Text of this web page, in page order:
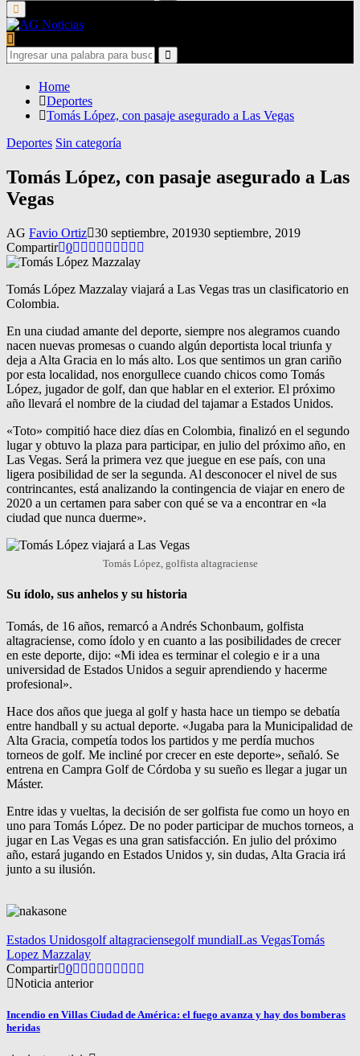
for:
Search
Primary
Menu
Search
for:
Search
Home
Deportes
Tomás López, con pasaje asegurado a Las Vegas
Deportes Sin categoría
Tomás López, con pasaje asegurado a Las
Vegas
AG Favio Ortiz 30 septiembre, 201930 septiembre, 2019
Compartir 0
Tomás López Mazzalay viajará a Las Vegas tras un clasificatorio en
Colombia.
En una ciudad amante del deporte, siempre nos alegramos cuando
nacen nuevas promesas o cuando algún deportista local triunfa y
deja a Alta Gracia en lo más alto. Los que sentimos un gran cariño
por esta localidad, nos enorgullece cuando chicos como Tomás
López, jugador de golf, dan que hablar en el exterior. El próximo
año llevará el nombre de la ciudad del tajamar a Estados Unidos.
«Toto» compitió hace diez días en Colombia, finalizó en el segundo
lugar y obtuvo la plaza para participar, en julio del próximo año, en
Las Vegas. Será la primera vez que juegue en ese país, con una
ligera posibilidad de ser la segunda. Al desconocer el nivel de sus
contrincantes, está analizando la contingencia de viajar en enero de
2020 a un certamen para saber con qué se va a encontrar en «la
ciudad que nunca duerme».
Tomás López, golfista altagraciense
Su ídolo, sus anhelos y su historia
Tomás, de 16 años, remarcó a Andrés Schonbaum, golfista
altagraciense, como ídolo y en cuanto a las posibilidades de crecer
en este deporte, dijo: «Mi idea es terminar el colegio e ir a una
universidad de Estados Unidos a seguir aprendiendo y hacerme
profesional».
Hace dos años que juega al golf y hasta hace un tiempo se debatía
entre handball y su actual deporte. «Jugaba para la Municipalidad de
Alta Gracia, competía todos los partidos y me perdía muchos
torneos de golf. Me incliné por crecer en este deporte», señaló. Se
entrena en Campra Golf de Córdoba y su sueño es llegar a jugar un
Máster.
Entre idas y vueltas, la decisión de ser golfista fue como un hoyo en
uno para Tomás López. De no poder participar de muchos torneos, a
jugar en Las Vegas es una gran satisfacción. En julio del próximo
año, estará jugando en Estados Unidos y, sin dudas, Alta Gracia irá
junto a su ilusión.
Estados Unidosgolf altagraciensegolf mundialLas VegasTomás
Lopez Mazzalay
Compartir 0
Noticia anterior
Incendio en Villas Ciudad de América: el fuego avanza y hay dos bomberas
heridas